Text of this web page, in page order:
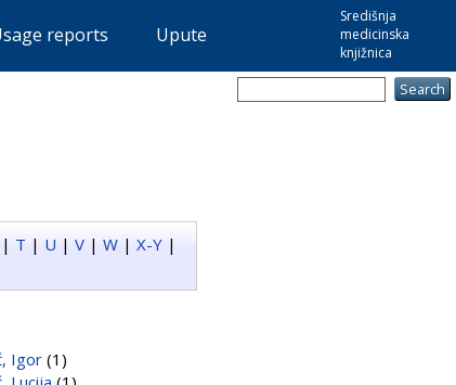
Središnja
medicinska
knjižnica
reports Upute
| T | U | V | W | X-Y |
Igor(1)